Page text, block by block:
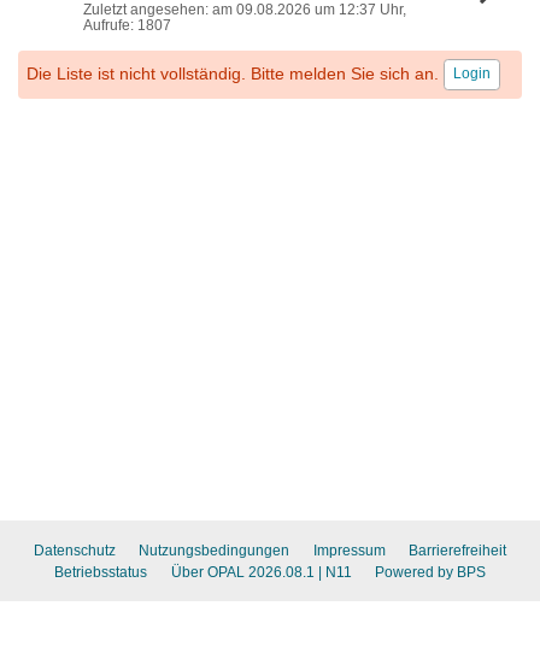
Zuletzt angesehen: am 09.08.2026 um 12:37 Uhr,
Aufrufe: 1807
Die Liste ist nicht vollständig. Bitte melden Sie sich an. Login
Datenschutz Nutzungsbedingungen Impressum
Barrierefreiheit
Betriebsstatus
Über OPAL 2026.08.1 | N11 Powered by BPS